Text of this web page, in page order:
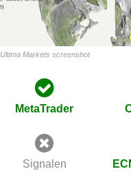
Ultima Markets screenshot
MetaTrader
Signalen